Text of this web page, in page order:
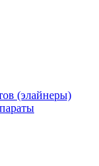
(элайнеры)